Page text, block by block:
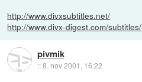
http://www.divxsubtitles.net/
http://www.divx-digest.com/subtitles/
pivmik
::8. nov 2001, 16:22